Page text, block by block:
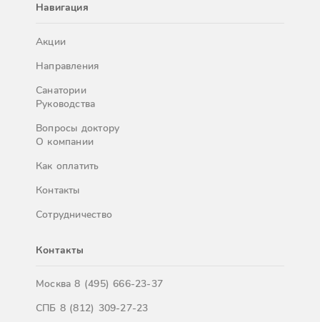
Навигация
Акции
Направления
Санатории
Руководства
Вопросы доктору
О компании
Как оплатить
Контакты
Сотрудничество
Контакты
Москва8 (495) 666-23-37
СПБ 8 (812) 309-27-23